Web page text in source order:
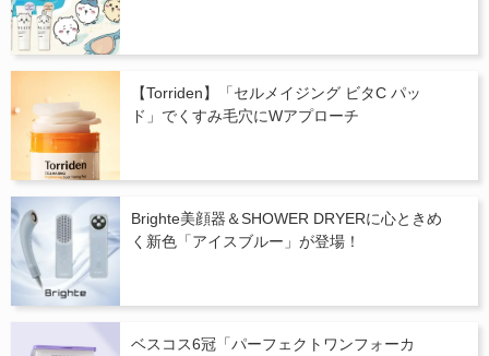
【Torriden】「セルメイジング ビタC パッ
ド」でくすみ毛穴にWアプローチ
Brighte美顔器＆SHOWER DRYERに心ときめ
く新色「アイスブルー」が登場！
ベスコス6冠「パーフェクトワンフォーカ